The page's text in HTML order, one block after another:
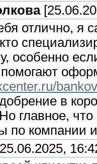
отлично, я
особенно
в
главное,
по компании